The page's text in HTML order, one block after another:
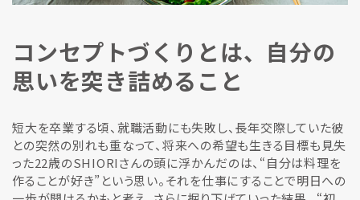
コンセプトづくりとは、自分の
思いを突き詰めること
短大を卒業する頃、就職活動にも失敗し、長年交際していた彼
との突然の別れも重なって、将来への希望も生きる目標も見失
った22歳のSHIORIさんの頭に浮かんだのは、“自分は料理を
作ることが好き”という思い。それを仕事にすることで明日への